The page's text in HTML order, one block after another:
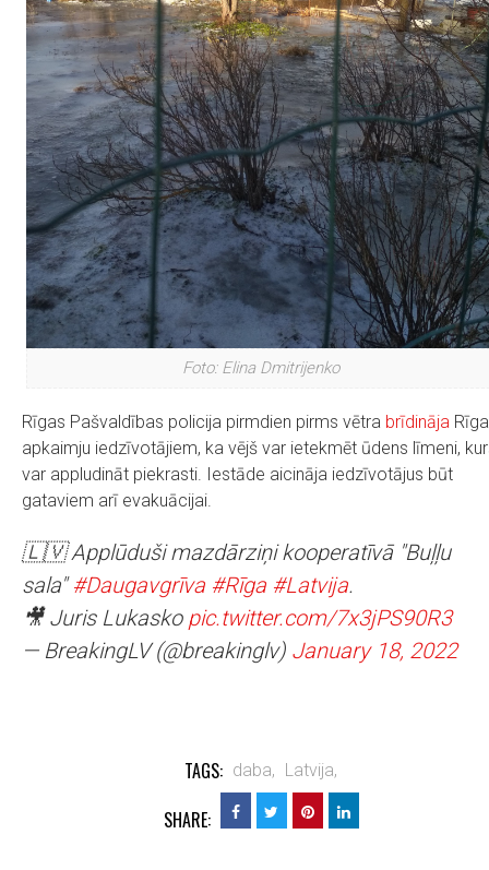
Foto: Elina Dmitrijenko
Rīgas Pašvaldības policija pirmdien pirms vētra brīdināja
apkaimju iedzīvotājiem, ka vējš var ietekmēt ūdens līmeni,
var appludināt piekrasti. Iestāde aicināja iedzīvotājus būt
gataviem arī evakuācijai.
🇱🇻 Applūduši mazdārziņi kooperatīvā "Buļļu
sala"#Daugavgrīva #Rīga #Latvija.
🎥 Juris Lukasko pic.twitter.com/7x3jPS90R3
— BreakingLV (@breakinglv) January 18, 2022
TAGS: daba, Latvija,
SHARE: